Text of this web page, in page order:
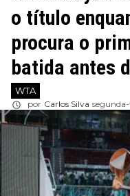
o título
procura o
batida antes
WTA
por Carlos Silva